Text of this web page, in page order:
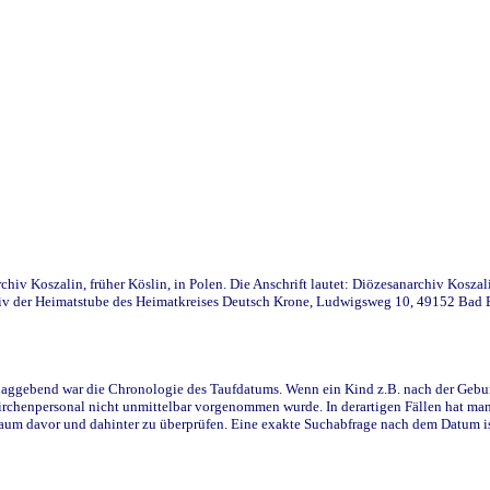
Koszalin, früher Köslin, in Polen. Die Anschrift lautet: Diözesanarchiv
Heimatstube des Heimatkreises Deutsch Krone, Ludwigsweg 10, 49152
war die Chronologie des Taufdatums. Wenn ein Kind z.B. nach der
nicht unmittelbar vorgenommen wurde. In derartigen Fällen hat
davor und dahinter zu überprüfen. Eine exakte Suchabfrage nach dem